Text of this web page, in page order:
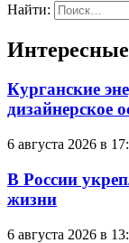
Найти:
Курганские
дизайнерское
6 августа 2026 в
В России
жизни
6 августа 2026 в